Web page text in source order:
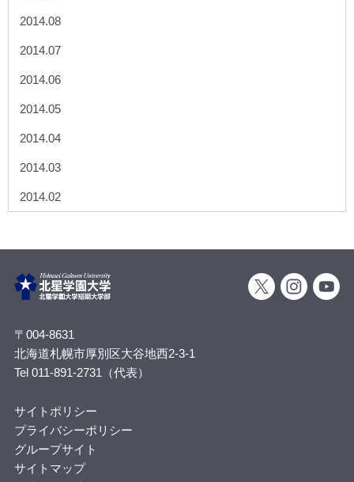
2014.08
2014.07
2014.06
2014.05
2014.04
2014.03
2014.02
〒004-8631
北海道札幌市厚別区大谷地西2-3-1
Tel 011-891-2731（代表）
サイトポリシー
プライバシーポリシー
グループサイト
サイトマップ